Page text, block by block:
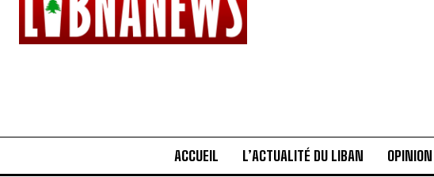
ACCUEIL L’ACTUALITÉ DU LIBAN OPINION